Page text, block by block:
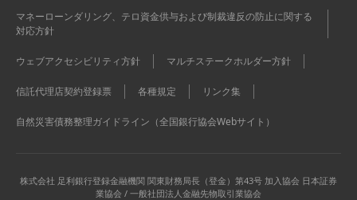
マネーローンダリング、テロ資金供与および制裁違反の防止に関する
対応方針
ウェブアクセシビリティ方針 マルチステークホルダー方針
信託代理店契約登録票 各種規定 リンク集
自然災害債務整理ガイドライン（全国銀行協会Webサイト）
株式会社 足利銀行登録金融機関 関東財務局長（登金）第43号 加入協会 日本証券
業協会 / 一般社団法人金融先物取引業協会